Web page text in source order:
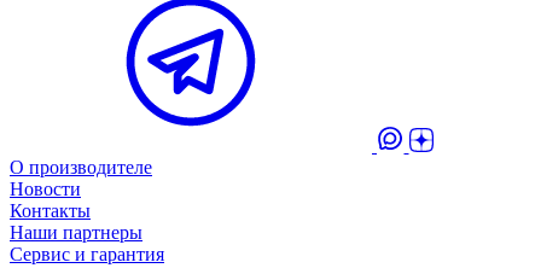
О производителе
Новости
Контакты
Наши партнеры
Сервис и гарантия